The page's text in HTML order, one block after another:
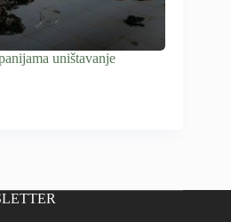
uništavanje